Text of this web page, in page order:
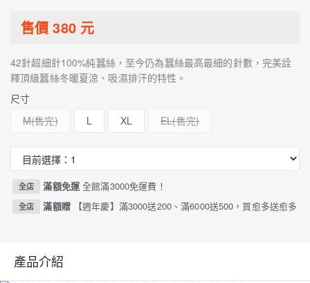
售價380元
42針超細針100%純蠶絲，至今仍為蠶絲最高最細的針數，完美詮
釋頂級蠶絲冬暖夏涼、吸濕排汗的特性。
尺寸
M
L XL EL
全店 滿額免運全館滿3000免運費！
全店 滿額贈 【週年慶】滿3000送200、滿6000送500，買愈多送愈多
產品介紹